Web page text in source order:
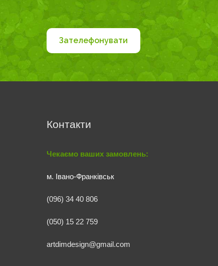
Зателефонувати
Контакти
Чекаємо ваших замовлень:
м. Івано-Франківськ
(096) 34 40 806
(050) 15 22 759
artdimdesign@gmail.com